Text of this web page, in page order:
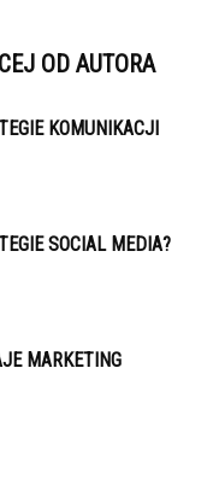
OD AUTORA
KOMUNIKACJI
SOCIAL MEDIA?
MARKETING